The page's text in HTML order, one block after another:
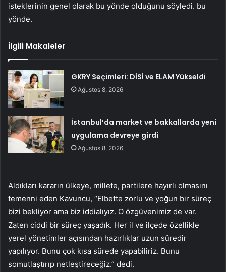
isteklerinin genel olarak bu yönde olduğunu söyledi. bu
yönde.
İlgili Makaleler
GKRY Seçimleri: DİSİ ve ELAM Yükseldi
Ağustos 8, 2026
İstanbul’da market ve bakkallarda yeni
uygulama devreye girdi
Ağustos 8, 2026
Aldıkları kararın ülkeye, millete, partilere hayırlı olmasını
temenni eden Kavuncu, “Elbette zorlu ve yoğun bir süreç
bizi bekliyor ama biz iddialıyız. O özgüvenimiz de var.
Zaten ciddi bir süreç yaşadık. Her il ve ilçede özellikle
yerel yönetimler açısından hazırlıklar uzun süredir
yapılıyor. Bunu çok kısa sürede yapabiliriz. Bunu
somutlaştırıp netleştireceğiz.” dedi.